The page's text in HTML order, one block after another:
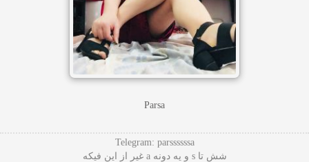
Parsa
Telegram: parssssssa
شش تا s و یه دونه a غیر از این فیکه